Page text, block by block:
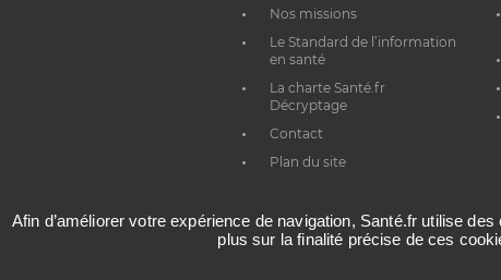
Nos missions
Le Standard de l’information
en santé
La charte Santé.fr
Décryptage
Contact
Plan du site
Afin d’améliorer votre expérience de navigation, Santé.fr utilise
plus sur la finalité précise de ces